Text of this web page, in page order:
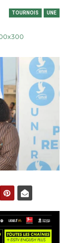
TOURNOIS UNE